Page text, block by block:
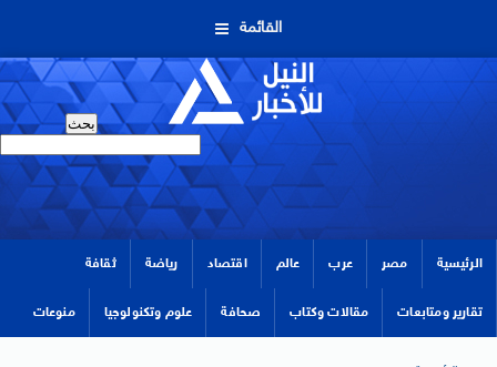
القائمة
الرئيسية مصر عرب عالم اقتصاد رياضة ثقافة
تقارير ومتابعات مقالات وكتاب صحافة علوم وتكنولوجيا منوعات